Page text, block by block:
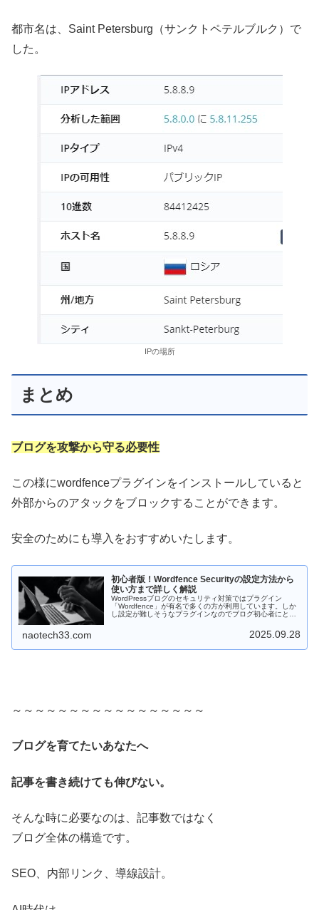
都市名は、Saint Petersburg（サンクトペテルブルク）で
した。
IPの場所
まとめ
ブログを攻撃から守る必要性
この様にwordfenceプラグインをインストールしていると
外部からのアタックをブロックすることができます。
安全のためにも導入をおすすめいたします。
初心者版！Wordfence Securityの設定方法から
使い方まで詳しく解説
WordPressブログのセキュリティ対策ではプラグイン
「Wordfence」が有名で多くの方が利用しています。しか
し設定が難しそうなプラグインなのでブログ初心者にとっ
苦手な方でもできるように詳しく解説します。
naotech33.com 2025.09.28
～～～～～～～～～～～～～～～～～
ブログを育てたいあなたへ
記事を書き続けても伸びない。
そんな時に必要なのは、記事数ではなく
ブログ全体の構造です。
SEO、内部リンク、導線設計。